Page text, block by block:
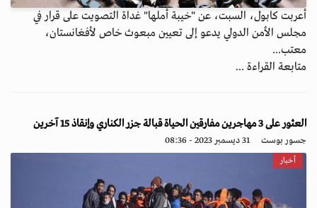
أعربت كابول، السبت، عن "خيبة أملها" غداة التصويت على قرار في
مجلس الأمن الدولي يدعو إلى تعيين مبعوث خاص لأفغانستان،
معتب...
متابعة القراءة ...
العثور على 3 مهاجرين مفارقين الحياة قبالة جزر الكناري وإنقاذ 15 آخرين
جسور بوست 31 ديسمبر 2023 - 08:36
أخبار